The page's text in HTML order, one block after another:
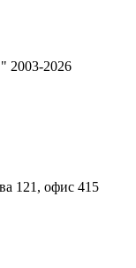
2003-2026
121, офис 415